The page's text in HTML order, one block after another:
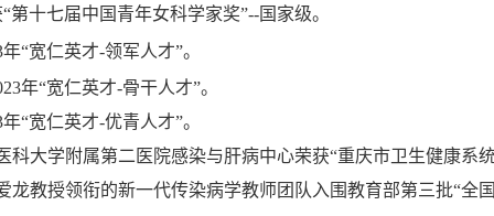
第十七届中国青年女科学家奖”--国家级。
年“宽仁英才-领军人才”。
年“宽仁英才-骨干人才”。
年“宽仁英才-优青人才”。
科大学附属第二医院感染与肝病中心荣获“重庆市卫生健康系
龙教授领衔的新一代传染病学教师团队入围教育部第三批“全